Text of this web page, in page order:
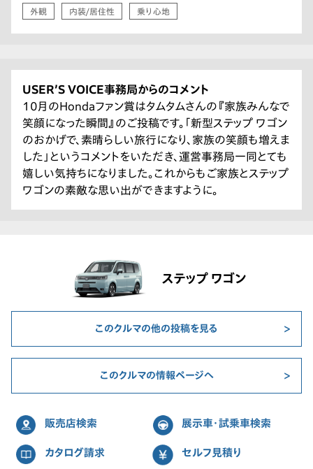
外観 内装/居住性 乗り心地
USER’S VOICE事務局からのコメント
10月のHondaファン賞はタムタムさんの『家族みんなで
笑顔になった瞬間』のご投稿です。「新型ステップ ワゴン
のおかげで、素晴らしい旅行になり、家族の笑顔も増えま
した」というコメントをいただき、運営事務局一同とても
嬉しい気持ちになりました。これからもご家族とステップ
ワゴンの素敵な思い出ができますように。
ステップ ワゴン
このクルマの他の投稿を見る
このクルマの情報ページへ
販売店検索 展示車・試乗車検索
カタログ請求 セルフ見積り